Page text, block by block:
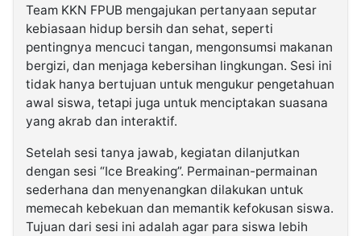
Team KKN FPUB mengajukan pertanyaan seputar
kebiasaan hidup bersih dan sehat, seperti
pentingnya mencuci tangan, mengonsumsi makanan
bergizi, dan menjaga kebersihan lingkungan. Sesi ini
tidak hanya bertujuan untuk mengukur pengetahuan
awal siswa, tetapi juga untuk menciptakan suasana
yang akrab dan interaktif.
Setelah sesi tanya jawab, kegiatan dilanjutkan
dengan sesi “Ice Breaking”. Permainan-permainan
sederhana dan menyenangkan dilakukan untuk
memecah kebekuan dan memantik kefokusan siswa.
Tujuan dari sesi ini adalah agar para siswa lebih